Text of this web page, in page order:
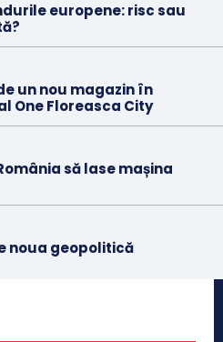
europene: risc sau
un nou magazin în
One Floreasca City
să lase mașina
noua geopolitică